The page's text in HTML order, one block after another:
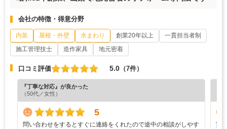
会社の特徴・得意分野
内装 屋根・外壁 水まわり 創業20年以上
一貫担当者制
施工管理技士
造作家具 地元密着
口コミ評価 5.0 （7件）
『丁寧な対応』が良かった
（50代／女性）
5
問い合わせをするとすぐに連絡をくれたので途中の相談がしやす
実